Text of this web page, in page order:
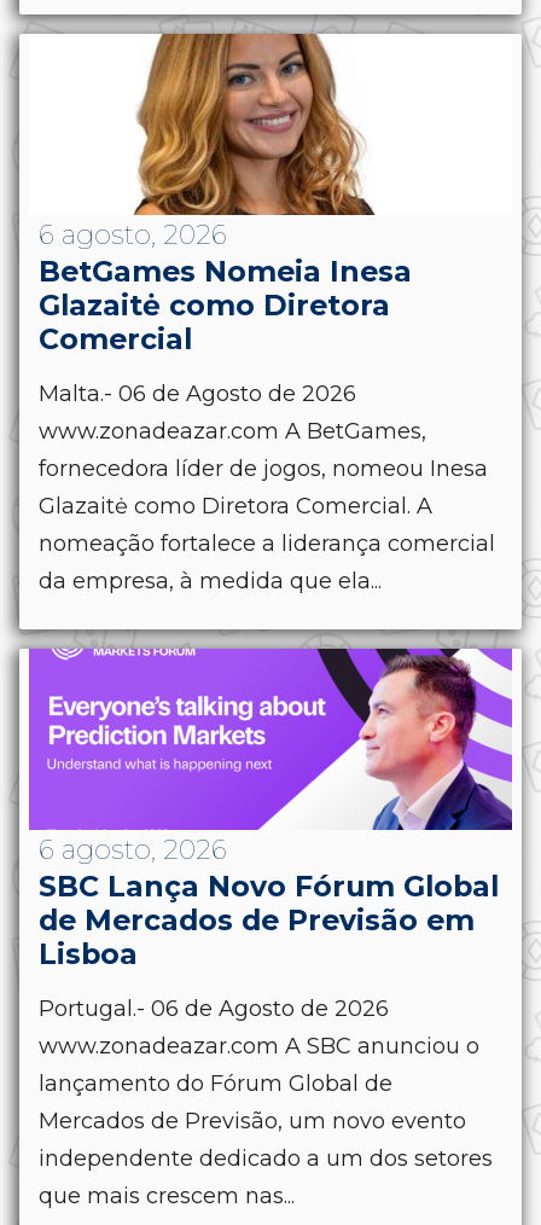
6 agosto, 2026
BetGames Nomeia Inesa
Glazaitė como Diretora
Comercial
Malta.- 06 de Agosto de 2026
www.zonadeazar.com A BetGames,
fornecedora líder de jogos, nomeou Inesa
Glazaitė como Diretora Comercial. A
nomeação fortalece a liderança comercial
da empresa, à medida que ela...
6 agosto, 2026
SBC Lança Novo Fórum Global
de Mercados de Previsão em
Lisboa
Portugal.- 06 de Agosto de 2026
www.zonadeazar.com A SBC anunciou o
lançamento do Fórum Global de
Mercados de Previsão, um novo evento
independente dedicado a um dos setores
que mais crescem nas...